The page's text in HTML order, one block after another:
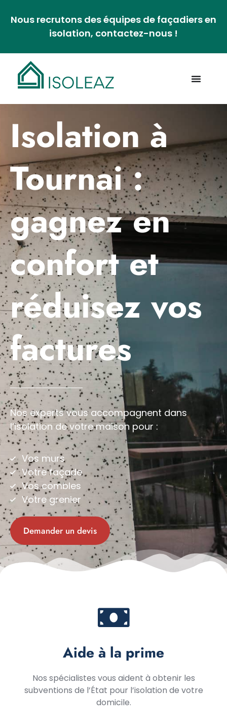
Nous recrutons des équipes de façadiers en
isolation, contactez-nous !
Isolation à
Tournai :
gagnez en
confort et
réduisez vos
factures
Nos experts vous accompagnent dans
l’isolation de votre maison pour :
Vos murs
Votre façade
Vos combles
Votre grenier
Demander un devis
Aide à la prime
Nos spécialistes vous aident à obtenir les
subventions de l’État pour l’isolation de votre
domicile.